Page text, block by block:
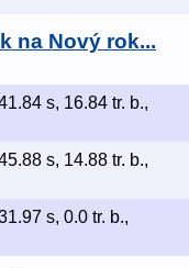
na Nový rok...
s, 16.84 tr. b.,
s, 14.88 tr. b.,
s, 0.0 tr. b.,